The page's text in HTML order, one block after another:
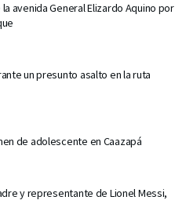
avenida General Elizardo Aquino por
un presunto asalto en la ruta
de adolescente en Caazapá
y representante de Lionel Messi,